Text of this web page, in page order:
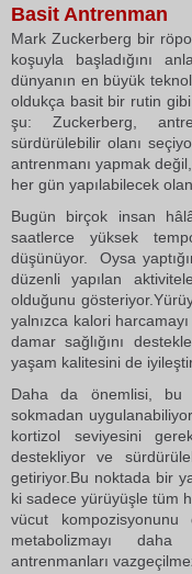
Basit Antrenman
Mark Zuckerberg bir
koşuyla başladığını
dünyanın en büyük
oldukça basit bir rutin
şu: Zuckerberg,
sürdürülebilir olanı
antrenmanı yapmak değil,
her gün yapılabilecek
Bugün birçok insan
saatlerce yüksek
düşünüyor. Oysa
düzenli yapılan
olduğunu
yalnızca kalori
damar sağlığını
yaşam kalitesini de
Daha da önemlisi, bu
sokmadan
kortizol seviyesini
destekliyor ve
getiriyor.Bu noktada bir
ki sadece yürüyüşle tüm
vücut
metabolizmayı
antrenmanları